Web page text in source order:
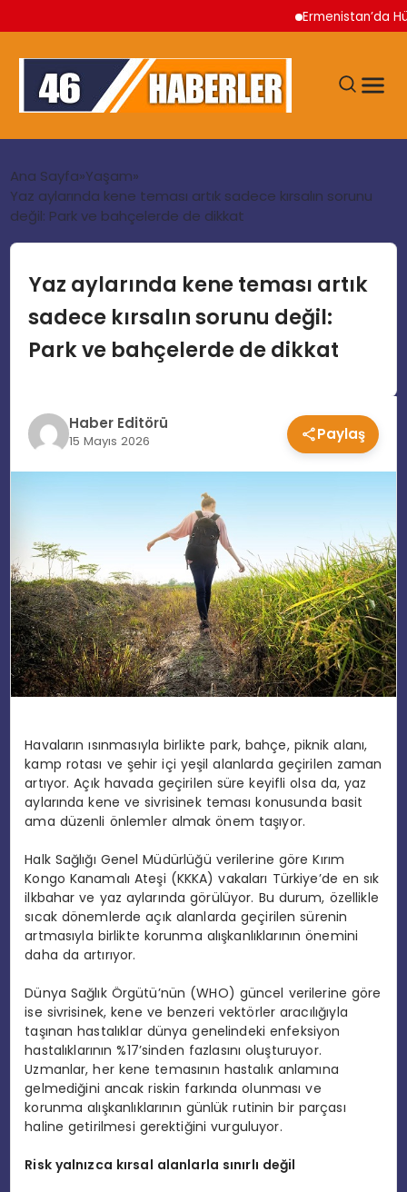
Ermenistan’da
GÜNDEM
EKONOMI
SIYASET
EĞITIM
SPOR
YAŞAM
Ana Sayfa Yaşam
Yaz aylarında kene teması artık sadece kırsalın sorunu
değil: Park ve bahçelerde de dikkat
Yaz aylarında kene teması artık
sadece kırsalın sorunu değil:
Park ve bahçelerde de dikkat
Haber Editörü
15 Mayıs 2026 Paylaş
Havaların ısınmasıyla birlikte park, bahçe, piknik alanı,
kamp rotası ve şehir içi yeşil alanlarda geçirilen zaman
artıyor. Açık havada geçirilen süre keyifli olsa da, yaz
aylarında kene ve sivrisinek teması konusunda basit
ama düzenli önlemler almak önem taşıyor.
Halk Sağlığı Genel Müdürlüğü verilerine göre Kırım
Kongo Kanamalı Ateşi (KKKA) vakaları Türkiye’de en sık
ilkbahar ve yaz aylarında görülüyor. Bu durum, özellikle
sıcak dönemlerde açık alanlarda geçirilen sürenin
artmasıyla birlikte korunma alışkanlıklarının önemini
daha da artırıyor.
Dünya Sağlık Örgütü’nün (WHO) güncel verilerine göre
ise sivrisinek, kene ve benzeri vektörler aracılığıyla
taşınan hastalıklar dünya genelindeki enfeksiyon
hastalıklarının %17’sinden fazlasını oluşturuyor.
Uzmanlar, her kene temasının hastalık anlamına
gelmediğini ancak riskin farkında olunması ve
korunma alışkanlıklarının günlük rutinin bir parçası
haline getirilmesi gerektiğini vurguluyor.
Risk yalnızca kırsal alanlarla sınırlı değil